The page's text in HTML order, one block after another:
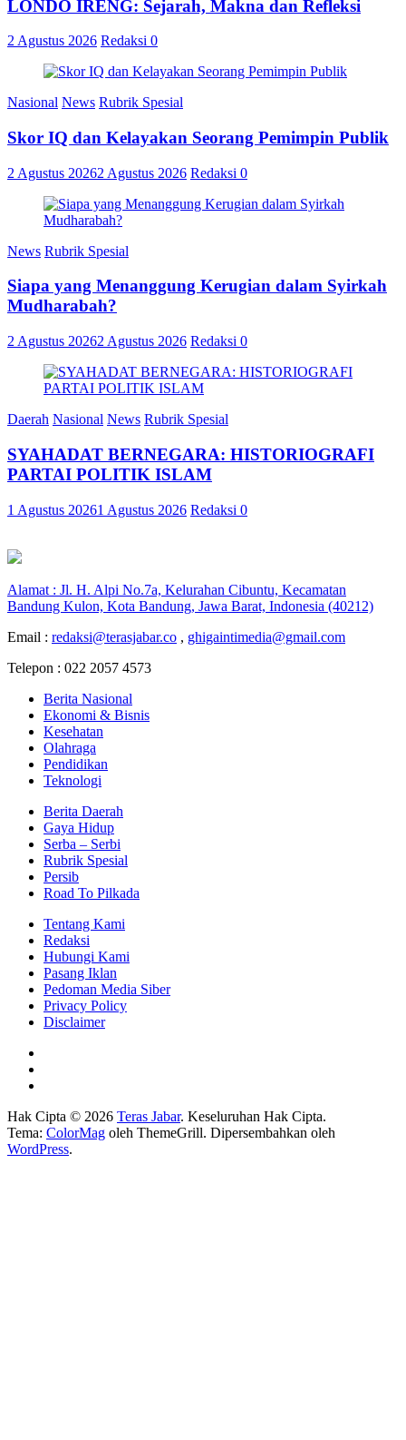
LONDO IRENG: Sejarah, Makna dan Refleksi
2 Agustus 2026 Redaksi 0
Nasional News Rubrik Spesial
Skor IQ dan Kelayakan Seorang Pemimpin Publik
2 Agustus 20262 Agustus 2026 Redaksi 0
News Rubrik Spesial
Siapa yang Menanggung Kerugian dalam Syirkah
Mudharabah?
2 Agustus 20262 Agustus 2026 Redaksi 0
Daerah Nasional News Rubrik Spesial
SYAHADAT BERNEGARA: HISTORIOGRAFI
PARTAI POLITIK ISLAM
1 Agustus 20261 Agustus 2026 Redaksi 0
Alamat : Jl. H. Alpi No.7a, Kelurahan Cibuntu, Kecamatan
Bandung Kulon, Kota Bandung, Jawa Barat, Indonesia (40212)
Email : redaksi@terasjabar.co , ghigaintimedia@gmail.com
Telepon : 022 2057 4573
Berita Nasional
Ekonomi & Bisnis
Kesehatan
Olahraga
Pendidikan
Teknologi
Berita Daerah
Gaya Hidup
Serba – Serbi
Rubrik Spesial
Persib
Road To Pilkada
Tentang Kami
Redaksi
Hubungi Kami
Pasang Iklan
Pedoman Media Siber
Privacy Policy
Disclaimer
Hak Cipta © 2026 Teras Jabar. Keseluruhan Hak Cipta.
Tema: ColorMag oleh ThemeGrill. Dipersembahkan oleh
WordPress.